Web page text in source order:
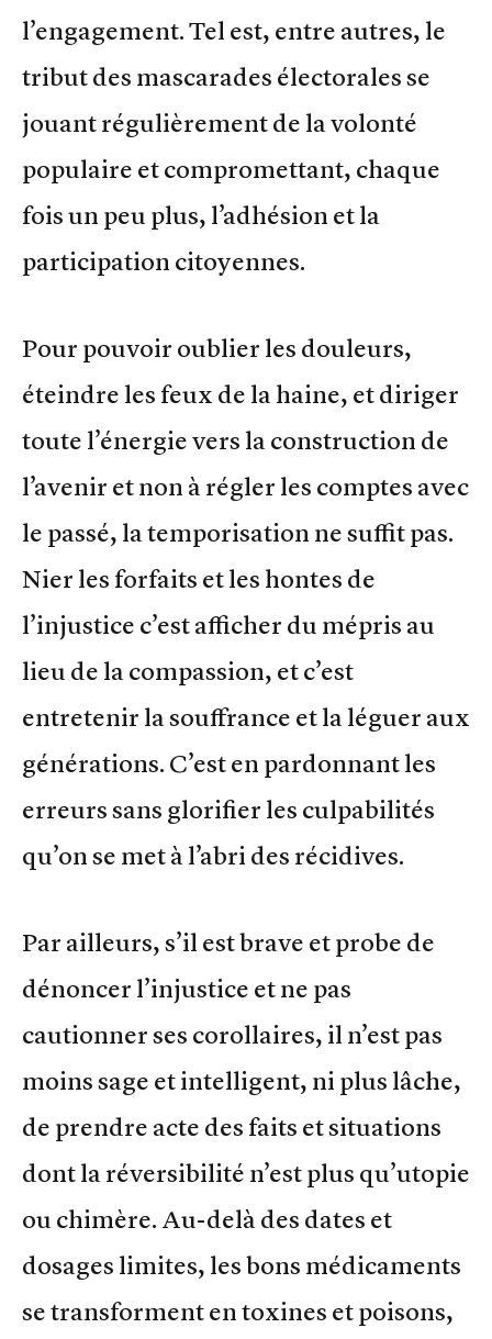
l’engagement. Tel est, entre autres, le
tribut des mascarades électorales se
jouant régulièrement de la volonté
populaire et compromettant, chaque
fois un peu plus, l’adhésion et la
participation citoyennes.
Pour pouvoir oublier les douleurs,
éteindre les feux de la haine, et diriger
toute l’énergie vers la construction de
l’avenir et non à régler les comptes avec
le passé, la temporisation ne suffit pas.
Nier les forfaits et les hontes de
l’injustice c’est afficher du mépris au
lieu de la compassion, et c’est
entretenir la souffrance et la léguer aux
générations. C’est en pardonnant les
erreurs sans glorifier les culpabilités
qu’on se met à l’abri des récidives.
Par ailleurs, s’il est brave et probe de
dénoncer l’injustice et ne pas
cautionner ses corollaires, il n’est pas
moins sage et intelligent, ni plus lâche,
de prendre acte des faits et situations
dont la réversibilité n’est plus qu’utopie
ou chimère. Au-delà des dates et
dosages limites, les bons médicaments
se transforment en toxines et poisons,